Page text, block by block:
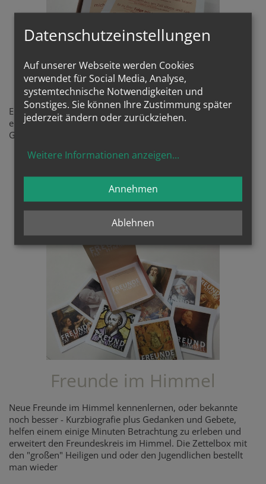
1WORT für dich
Eine Box mit 72 Bibelsprüchen in 4 Sprachen - eine
einladung sich vom Herrn ein Wort aus der Hl. Schrifdt fürs
Gebet schenken zu lassen...
Bestellung beim Behelfsdienst
Freunde im Himmel
Neue Freunde im Himmel kennenlernen, oder bekannte
noch besser - Kurzbiografie plus Gedanken und Gebete,
helfen einem einige Minuten Betrachtung zu erleben und
erweitert den Freundeskreis im Himmel. Die Zettelbox mit
den "großen" Heiligen und oder den Jugendlichen bestellt
man wieder
Datenschutzeinstellungen
Auf unserer Webseite werden Cookies
verwendet für Social Media, Analyse,
systemtechnische Notwendigkeiten und
Sonstiges. Sie können Ihre Zustimmung später
jederzeit ändern oder zurückziehen.
Weitere Informationen anzeigen...
Ablehnen
Annehmen